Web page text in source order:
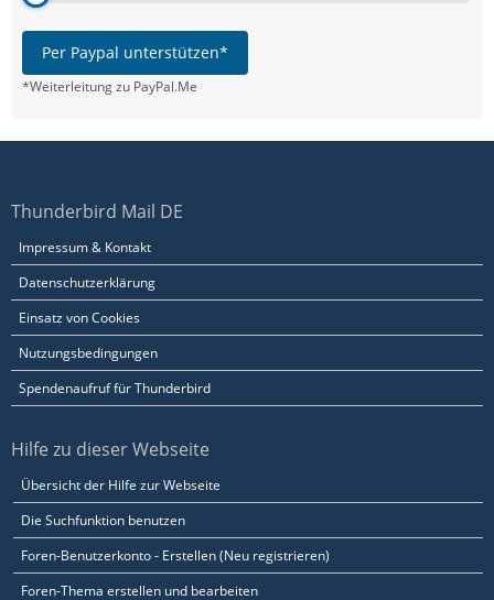
Per Paypal unterstützen*
*Weiterleitung zu PayPal.Me
Thunderbird Mail DE
Impressum & Kontakt
Datenschutzerklärung
Einsatz von Cookies
Nutzungsbedingungen
Spendenaufruf für Thunderbird
Hilfe zu dieser Webseite
Übersicht der Hilfe zur Webseite
Die Suchfunktion benutzen
Foren-Benutzerkonto - Erstellen (Neu registrieren)
Foren-Thema erstellen und bearbeiten